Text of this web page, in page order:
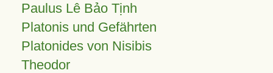
Paulus Lê Bảo Tịnh
Platonis und Gefährten
Platonides von Nisibis
Theodor